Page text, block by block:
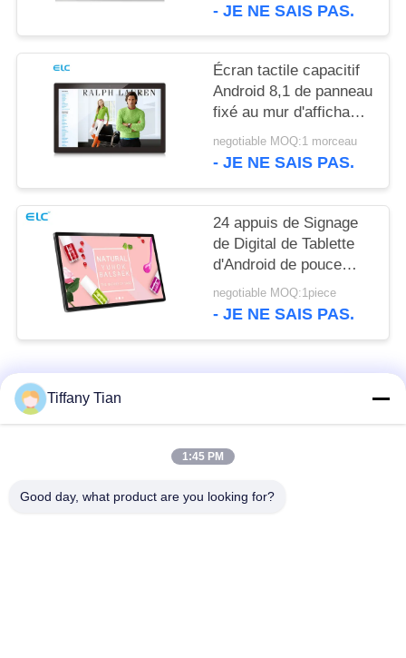
LA
VIE
PRIVÉE
- JE NE SAIS PAS.
Écran tactile capacitif
Android 8,1 de panneau
fixé au mur d'affichage
à cristaux liquides de
Rockchip RK3288
negotiable MOQ:1 morceau
- JE NE SAIS PAS.
24 appuis de Signage
de Digital de Tablette
d'Android de pouce
WIFI Bluetooth avec la
caméra avant
negotiable MOQ:1piece
- JE NE SAIS PAS.
Catégories populaires
Solutions d'affichage
Tiffany Tian
1:45 PM
Good day, what product are you looking for?